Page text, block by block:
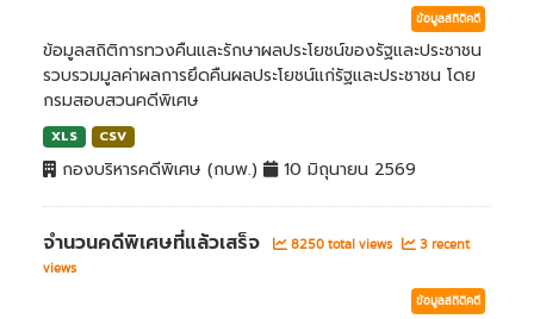
ข้อมูลสถิติคดี
ข้อมูลสถิติการทวงคืนและรักษาผลประโยชน์ของรัฐและประชาชน
รวบรวมมูลค่าผลการยึดคืนผลประโยชน์แก่รัฐและประชาชน โดย
กรมสอบสวนคดีพิเศษ
XLS CSV
กองบริหารคดีพิเศษ (กบพ.) 10 มิถุนายน 2569
จำนวนคดีพิเศษที่แล้วเสร็จ 8250 total views
3 recent
views
ข้อมูลสถิติคดี